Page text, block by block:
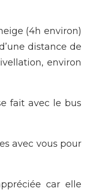
(4h environ)
distance de
environ
fait avec le bus
avec vous pour
car elle